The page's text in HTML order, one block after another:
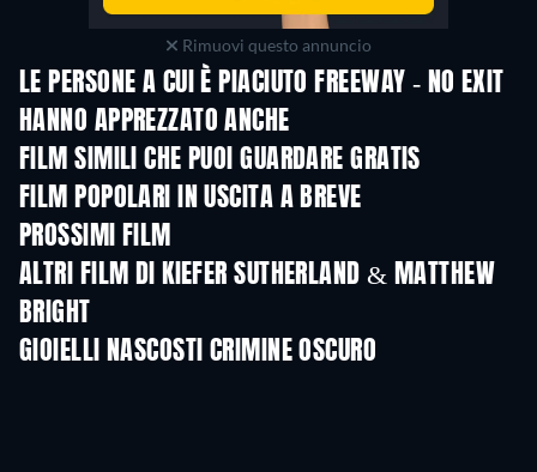
Rimuovi questo annuncio
LE PERSONE A CUI È PIACIUTO FREEWAY - NO EXIT
HANNO APPREZZATO ANCHE
FILM SIMILI CHE PUOI GUARDARE GRATIS
FILM POPOLARI IN USCITA A BREVE
PROSSIMI FILM
ALTRI FILM DI KIEFER SUTHERLAND & MATTHEW
BRIGHT
GIOIELLI NASCOSTI CRIMINE OSCURO
TV